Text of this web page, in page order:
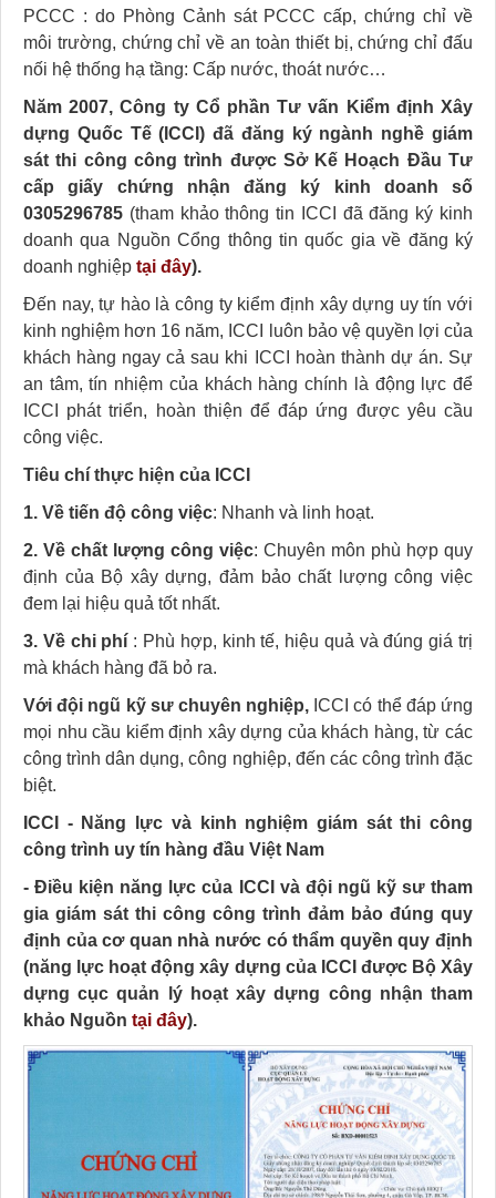
PCCC : do Phòng Cảnh sát PCCC cấp, chứng chỉ về
môi trường, chứng chỉ về an toàn thiết bị, chứng chỉ đấu
nối hệ thống hạ tầng: Cấp nước, thoát nước…
Năm 2007, Công ty Cổ phần Tư vấn Kiểm định Xây
dựng Quốc Tế (ICCI) đã đăng ký ngành nghề giám
sát thi công công trình được Sở Kế Hoạch Đầu Tư
cấp giấy chứng nhận đăng ký kinh doanh số
0305296785 (tham khảo thông tin ICCI đã đăng ký kinh
doanh qua Nguồn Cổng thông tin quốc gia về đăng ký
doanh nghiệp tại đây).
Đến nay, tự hào là công ty kiểm định xây dựng uy tín với
kinh nghiệm hơn 16 năm, ICCI luôn bảo vệ quyền lợi của
khách hàng ngay cả sau khi ICCI hoàn thành dự án. Sự
an tâm, tín nhiệm của khách hàng chính là động lực để
ICCI phát triển, hoàn thiện để đáp ứng được yêu cầu
công việc.
Tiêu chí thực hiện của ICCI
1. Về tiến độ công việc: Nhanh và linh hoạt.
2. Về chất lượng công việc: Chuyên môn phù hợp quy
định của Bộ xây dựng, đảm bảo chất lượng công việc
đem lại hiệu quả tốt nhất.
3. Về chi phí : Phù hợp, kinh tế, hiệu quả và đúng giá trị
mà khách hàng đã bỏ ra.
Với đội ngũ kỹ sư chuyên nghiệp, ICCI có thể đáp ứng
mọi nhu cầu kiểm định xây dựng của khách hàng, từ các
công trình dân dụng, công nghiệp, đến các công trình đặc
biệt.
ICCI - Năng lực và kinh nghiệm giám sát thi công
công trình uy tín hàng đầu Việt Nam
-Điều kiện năng lực của ICCI và đội ngũ kỹ sư tham
gia giám sát thi công công trình đảm bảo đúng quy
định của cơ quan nhà nước có thẩm quyền quy định
(năng lực hoạt động xây dựng của ICCI được Bộ Xây
dựng cục quản lý hoạt xây dựng công nhận tham
khảo Nguồn tại đây).